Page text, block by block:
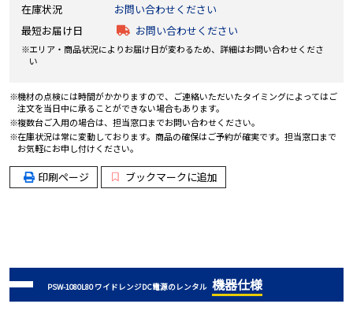
在庫状況
お問い合わせください
最短お届け日
お問い合わせください
エリア・商品状況によりお届け日が変わるため、詳細はお問い合わせくださ
い
機材の点検には時間がかかりますので、ご連絡いただいたタイミングによってはご
注文を当日中に承ることができない場合もあります。
複数台ご入用の場合は、担当窓口までお問い合わせください。
在庫状況は常に変動しております。商品の確保はご予約が確実です。担当窓口まで
お気軽にお申し付けください。
印刷ページ ブックマークに追加
PSW-1080L80 ワイドレンジDC電源のレンタル 機器仕様